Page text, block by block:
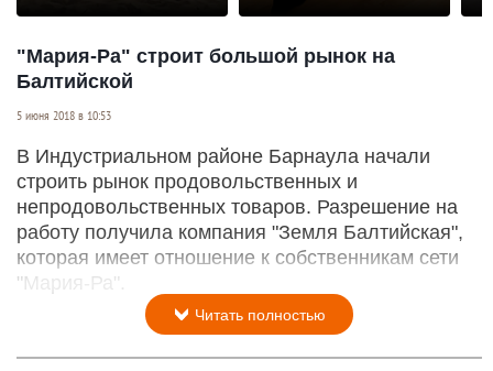
"Мария-Ра" строит большой рынок на
Балтийской
5 июня 2018 в 10:53
В Индустриальном районе Барнаула начали
строить рынок продовольственных и
непродовольственных товаров. Разрешение на
работу получила компания "Земля Балтийская",
которая имеет отношение к собственникам сети
"Мария-Ра".
Читать полностью